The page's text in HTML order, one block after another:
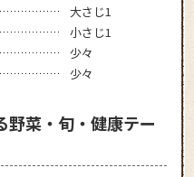
大さじ1
小さじ1
少々
少々
野菜・旬・健康テー